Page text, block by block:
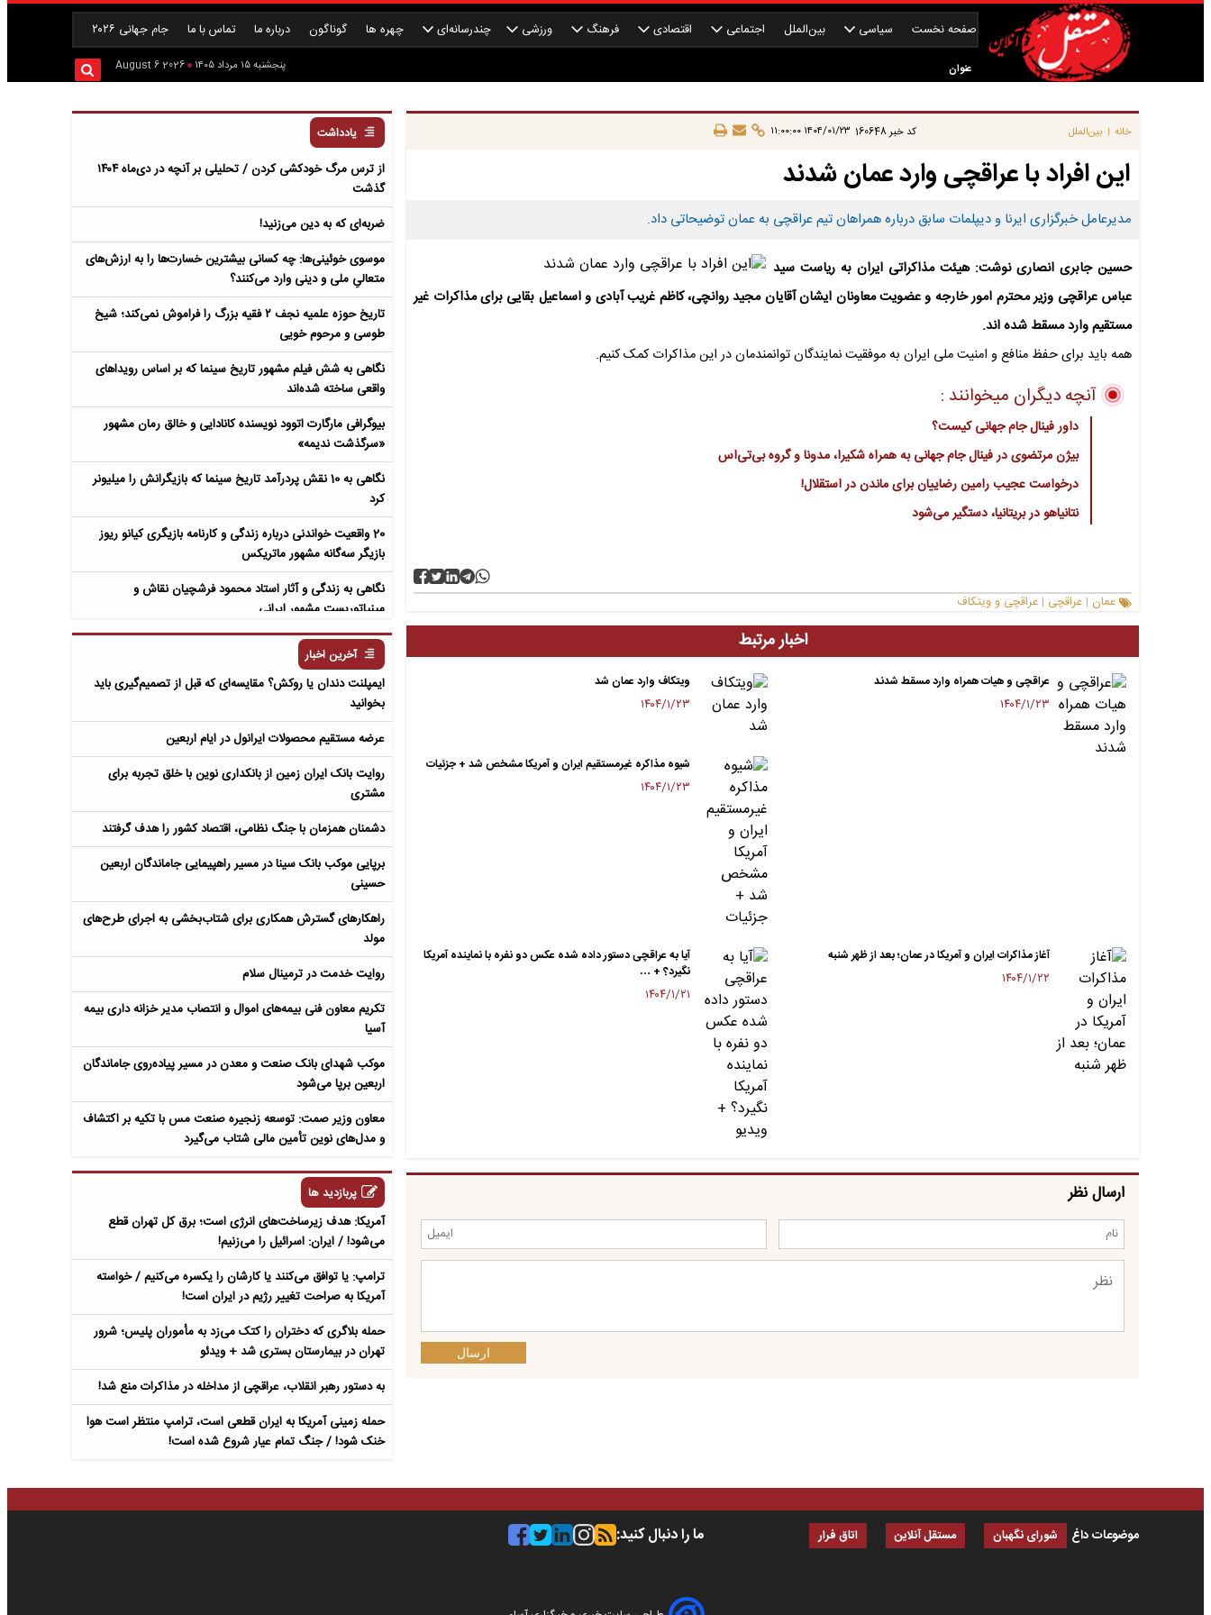
صفحه نخست سیاسی بین‌الملل اجتماعی اقتصادی فرهنگ ورزشی چندرسانه‌ای چهره ها گوناگون درباره ما تماس با ما جام جهانی ۲۰۲۶
عنوان پنجشنبه ۱۵ مرداد ۱۴۰۵ 2026 August 6
خانه | بین‌الملل کد خبر160648 ۱۴۰۴/۰۱/۲۳ ۱۱:۰۰:۰۰
این افراد با عراقچی وارد عمان شدند
مدیرعامل خبرگزاری ایرنا و دیپلمات سابق درباره همراهان تیم عراقچی به عمان توضیحاتی داد.
حسین جابری انصاری نوشت: ‌هیئت مذاکراتی ایران به ریاست سید
عباس عراقچی وزیر محترم امور خارجه و عضویت معاونان ایشان آقایان مجید روانچی، کاظم غریب آبادی و اسماعیل بقایی برای مذاکرات غیر
مستقیم وارد مسقط شده اند.
همه باید برای حفظ منافع و امنیت ملی ایران به موفقیت نمایندگان توانمندمان در این مذاکرات کمک کنیم.
آنچه دیگران میخوانند :
داور فینال جام جهانی کیست؟
بیژن مرتضوی در فینال جام جهانی به همراه شکیرا، مدونا و گروه بی‌تی‌اس
درخواست عجیب رامین رضاییان برای ماندن در استقلال!
نتانیاهو در بریتانیا، دستگیر می‌شود
عمان | عراقچی | عراقچی و ویتکاف
اخبار مرتبط
عراقچی و هیات همراه وارد مسقط شدند
۱۴۰۴/۱/۲۳
ویتکاف وارد عمان شد
۱۴۰۴/۱/۲۳
شیوه مذاکره غیرمستقیم ایران و آمریکا مشخص شد + جزئیات
۱۴۰۴/۱/۲۳
آغاز مذاکرات ایران و آمریکا در عمان؛ بعد از ظهر شنبه
۱۴۰۴/۱/۲۲
آیا به عراقچی دستور داده شده عکس دو نفره با نماینده آمریکا
نگیرد؟ + …
۱۴۰۴/۱/۲۱
ارسال نظر
ارسال
یادداشت
از ترس مرگ خودکشی کردن / تحلیلی بر آنچه در دی‌ماه ۱۴۰۴
گذشت
ضربه‌ای که به دین می‌زنید!
موسوی خوئینی‌ها: چه کسانی بیشترین خسارت‌ها را به ارزش‌های
متعالیِ ملی و دینی وارد می‌کنند؟
تاریخ حوزه علمیه نجف ۲ فقیه بزرگ را فراموش نمی‌کند؛ شیخ
طوسی و مرحوم خویی
نگاهی به شش فیلم مشهور تاریخ سینما که بر اساس رویداهای
واقعی ساخته شده‌اند
بیوگرافی مارگارت اتوود نویسنده کانادایی و خالق رمان مشهور
«سرگذشت ندیمه»
نگاهی به 10 نقش پردرآمد تاریخ سینما که بازیگرانش را میلیونر
کرد
20 واقعیت خواندنی درباره زندگی و کارنامه بازیگری کیانو ریوز
بازیگر سه‌گانه مشهور ماتریکس
نگاهی به زندگی و آثار استاد محمود فرشچیان نقاش و
مینیاتوریست مشهور ایرانی
نگاهی به زندگی و آثار عباس معروفی نویسنده ایرانی و خالق رمان
سمفونی مردگان
آخرین اخبار
ایمپلنت دندان یا روکش؟ مقایسه‌ای که قبل از تصمیم‌گیری باید
بخوانید
عرضه مستقیم محصولات ایرانول در ایام اربعین
روایت بانک ایران زمین از بانکداری نوین با خلق تجربه برای
مشتری
دشمنان همزمان با جنگ نظامی، اقتصاد کشور را هدف گرفتند
برپایی موکب بانک سینا در مسیر راهپیمایی جاماندگان اربعین
حسینی
راهکارهای گسترش همکاری برای شتاب‌بخشی به اجرای طرح‌های
مولد​
روایت خدمت در ترمینال سلام
تکریم معاون فنی بیمه‌های اموال و انتصاب مدیر خزانه داری بیمه
آسیا
موکب شهدای بانک صنعت و معدن در مسیر پیاده‌روی جاماندگان
اربعین برپا می‌شود
معاون وزیر صمت: توسعه زنجیره صنعت مس با تکیه بر اکتشاف
و مدل‌های نوین تأمین مالی شتاب می‌گیرد
پربازدید ها
آمریکا: هدف زیرساخت‌های انرژی است؛ برق کل تهران قطع
می‌شود! / ایران: اسرائیل را می‌زنیم!
ترامپ: یا توافق می‌کنند یا کارشان را یکسره می‌کنیم / خواسته
آمریکا به صراحت تغییر رژیم در ایران است!
حمله بلاگری که دختران را کتک می‌زد به مأموران پلیس؛ شرور
تهران در بیمارستان بستری شد + ویدئو
به دستور رهبر انقلاب، عراقچی از مداخله در مذاکرات منع شد!
حمله زمینی آمریکا به ایران قطعی است، ترامپ منتظر است هوا
خنک شود! / جنگ تمام عیار شروع شده است!
موضوعات داغ شورای نگهبان مستقل آنلاین اتاق فرار ما را دنبال کنید: